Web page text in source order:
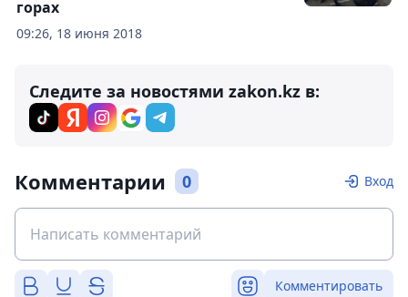
09:26, 18 июня 2018
горах
Следите за новостями zakon.kz в:
Комментарии 0 Вход
Комментировать